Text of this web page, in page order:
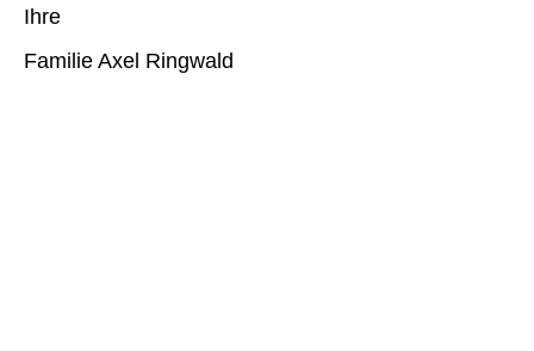
Ihre
Familie Axel Ringwald